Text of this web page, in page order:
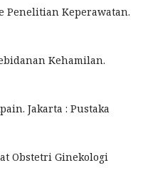
Penelitian Keperawatan.
Kehamilan.
Jakarta : Pustaka
Obstetri Ginekologi